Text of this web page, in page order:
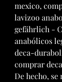
mexico,
lavizoo
gefährlich -
anabólicos
deca-
comprar
De hecho,